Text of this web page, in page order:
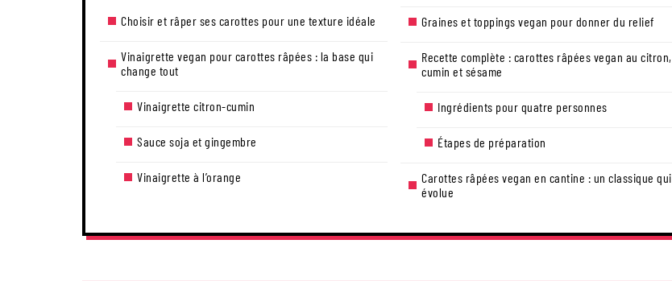
Choisir et râper ses carottes pour une texture idéale
Vinaigrette vegan pour carottes râpées : la base qui
change tout
Vinaigrette citron-cumin
Sauce soja et gingembre
Vinaigrette à l’orange
Graines et toppings vegan pour donner du relief
Recette complète : carottes râpées vegan au citron,
cumin et sésame
Ingrédients pour quatre personnes
Étapes de préparation
Carottes râpées vegan en cantine : un classique qui
évolue